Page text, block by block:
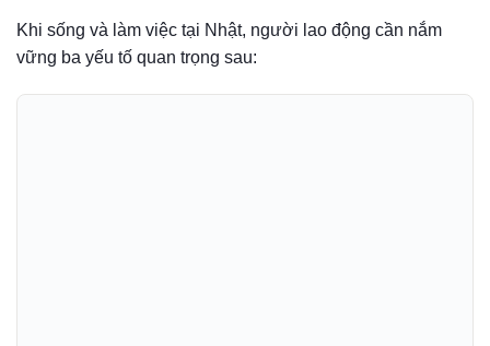
Khi sống và làm việc tại Nhật, người lao động cần nắm
vững ba yếu tố quan trọng sau: